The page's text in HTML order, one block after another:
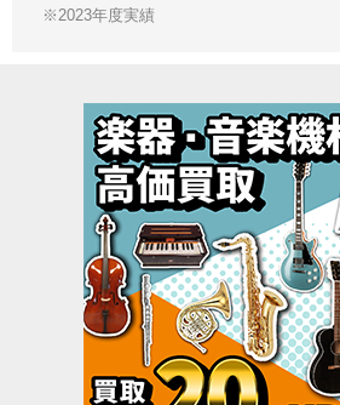
※2023年度実績